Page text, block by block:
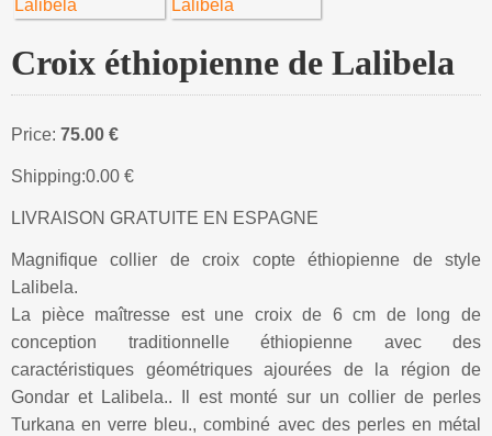
Croix éthiopienne de Lalibela
Price: 75.00 €
Shipping:0.00 €
LIVRAISON GRATUITE EN ESPAGNE
Magnifique collier de croix copte éthiopienne de style
Lalibela.
La pièce maîtresse est une croix de 6 cm de long de
conception traditionnelle éthiopienne avec des
caractéristiques géométriques ajourées de la région de
Gondar et Lalibela.. Il est monté sur un collier de perles
Turkana en verre bleu., combiné avec des perles en métal